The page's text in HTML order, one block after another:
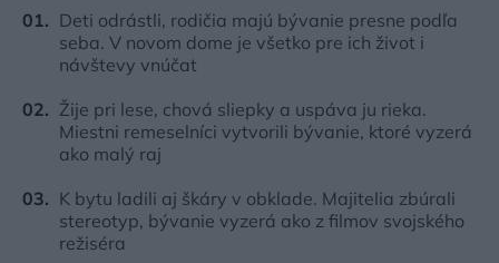
Deti odrástli, rodičia majú bývanie presne podľa
seba. V novom dome je všetko pre ich život i
návštevy vnúčat
Žije pri lese, chová sliepky a uspáva ju rieka.
Miestni remeselníci vytvorili bývanie, ktoré vyzerá
ako malý raj
K bytu ladili aj škáry v obklade. Majitelia zbúrali
stereotyp, bývanie vyzerá ako z filmov svojského
režiséra